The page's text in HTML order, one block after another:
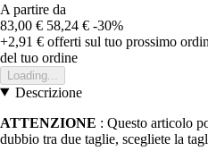
A partire da
83,00 € 58,24 € -30%
+2,91 € offerti sul tuo prossimo
del tuo ordine
Loading...
Descrizione
ATTENZIONE : Questo articolo
dubbio tra due taglie, scegliete la